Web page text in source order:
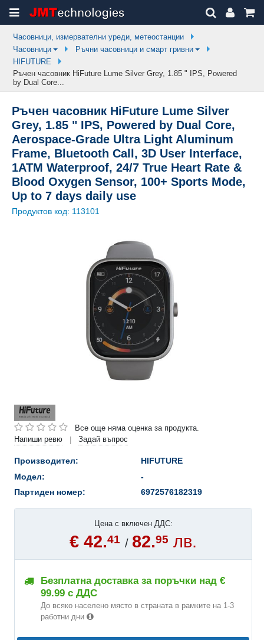
Часовници, измервателни уреди, метеостанции
Часовници
Ръчни часовници и смарт гривни
HIFUTURE
Ръчен часовник HiFuture Lume Silver Grey, 1.85 " IPS, Powered
by Dual Core...
Ръчен часовник HiFuture Lume Silver
Grey, 1.85 " IPS, Powered by Dual Core,
Aerospace-Grade Ultra Light Aluminum
Frame, Bluetooth Call, 3D User Interface,
1ATM Waterproof, 24/7 True Heart Rate &
Blood Oxygen Sensor, 100+ Sports Mode,
Up to 7 days daily use
Продуктов код: 113101
Все още няма оценка за продукта.
Напиши ревю
| Задай въпрос
Производител:
HIFUTURE
Модел:
-
Партиден номер:
6972576182319
Цена с включен ДДС:
€ 42.41 / 82.95 лв.
Безплатна доставка за поръчки над €
99.99 с ДДС
До всяко населено място в страната в рамките на 1-3
работни дни